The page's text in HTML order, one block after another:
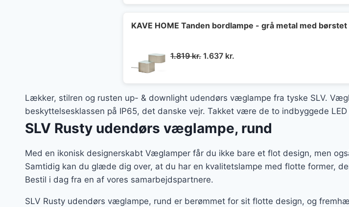
1.299 kr..650 kr..
KAVE HOME Tanden bordlampe - grå metal med
1.819kr. Den
1.819 kr..
1.637 kr.
1.637 kr..
Lækker, stilren og rusten up- & downlight udendørs væglampe fra tyske SLV.
beskyttelsesklassen på IP65, det danske vejr. Takket være de to indbyggede
SLV Rusty udendørs væglampe, rund
Med en ikonisk designerskabt Væglamper får du ikke bare et flot design, men
Samtidig kan du glæde dig over, at du har en kvalitetslampe med flotte former,
Bestil i dag fra en af vores samarbejdspartnere.
SLV Rusty udendørs væglampe, rund er berømmet for sit flotte design, og